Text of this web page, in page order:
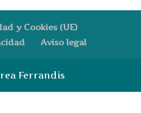
y Cookies (UE)
Aviso legal
Ferrandis